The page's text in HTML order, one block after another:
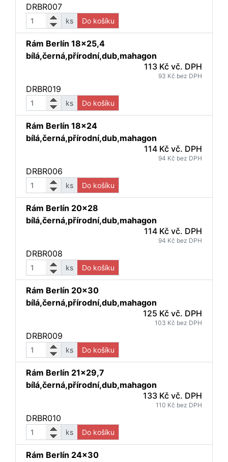
DRBR007
ks Do košíku
Rám Berlín 18x25,4
bílá,černá,přírodní,dub,mahagon
113 Kč vč. DPH
93 Kč bez DPH
DRBR019
ks Do košíku
Rám Berlín 18x24
bílá,černá,přírodní,dub,mahagon
114 Kč vč. DPH
94 Kč bez DPH
DRBR006
ks Do košíku
Rám Berlín 20x28
bílá,černá,přírodní,dub,mahagon
114 Kč vč. DPH
94 Kč bez DPH
DRBR008
ks Do košíku
Rám Berlín 20x30
bílá,černá,přírodní,dub,mahagon
125 Kč vč. DPH
103 Kč bez DPH
DRBR009
ks Do košíku
Rám Berlín 21x29,7
bílá,černá,přírodní,dub,mahagon
133 Kč vč. DPH
110 Kč bez DPH
DRBR010
ks Do košíku
Rám Berlín 24x30